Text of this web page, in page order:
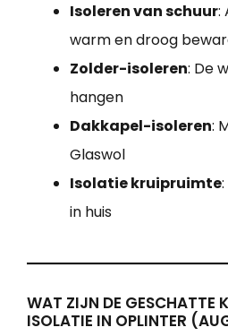
Isoleren van schuur:
warm en droog
Zolder-isoleren: De
hangen
Dakkapel-isoleren:
Glaswol
Isolatie kruipruimte
in huis
WAT ZIJN DE GESCHATTE
ISOLATIE IN OPLINTER